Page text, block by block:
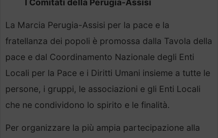
La Marcia Perugia-Assisi per la pace e la
fratellanza dei popoli è promossa dalla Tavola della
pace e dal Coordinamento Nazionale degli Enti
Locali per la Pace e i Diritti Umani insieme a tutte le
persone, i gruppi, le associazioni e gli Enti Locali
che ne condividono lo spirito e le finalità.
Per organizzare la più ampia partecipazione alla